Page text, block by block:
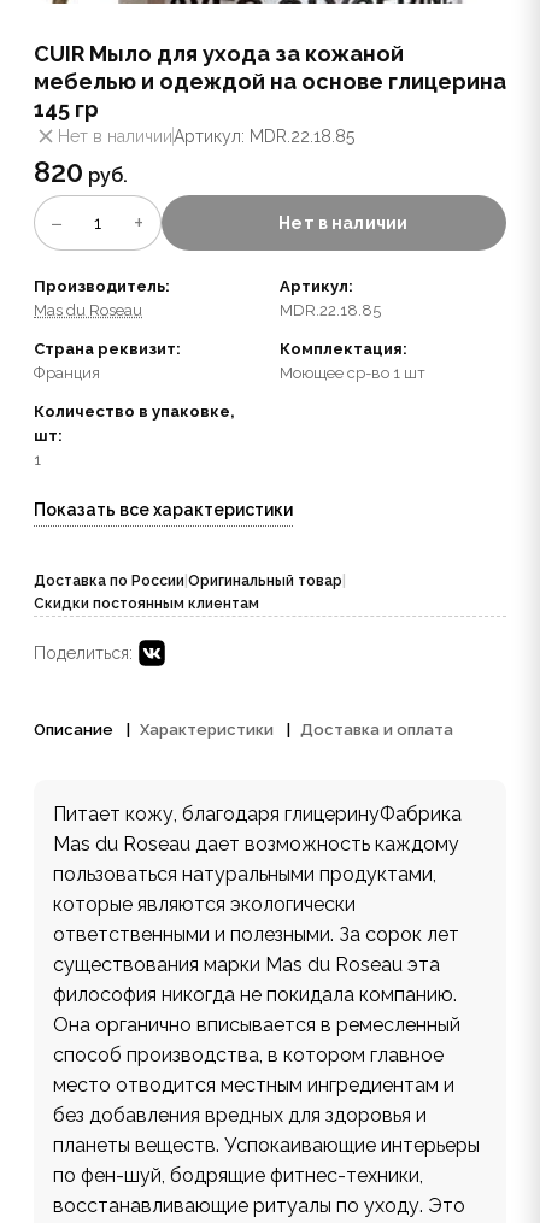
CUIR Мыло для ухода за кожаной
мебелью и одеждой на основе глицерина
145 гр
Нет в наличииАртикул: MDR.22.18.85
820 руб.
− 1 + Нет в наличии
Производитель:
Mas du Roseau
Артикул:
MDR.22.18.85
Страна реквизит:
Франция
Комплектация:
Моющее ср-во 1 шт
Количество в упаковке,
шт:
1
Показать все характеристики
Доставка по России Оригинальный товар
Скидки постоянным клиентам
Поделиться:
Описание Характеристики Доставка и оплата
Питает кожу, благодаря глицеринуФабрика
Mas du Roseau дает возможность каждому
пользоваться натуральными продуктами,
которые являются экологически
ответственными и полезными. За сорок лет
существования марки Mas du Roseau эта
философия никогда не покидала компанию.
Она органично вписывается в ремесленный
способ производства, в котором главное
место отводится местным ингредиентам и
без добавления вредных для здоровья и
планеты веществ. Успокаивающие интерьеры
по фен-шуй, бодрящие фитнес-техники,
восстанавливающие ритуалы по уходу. Это